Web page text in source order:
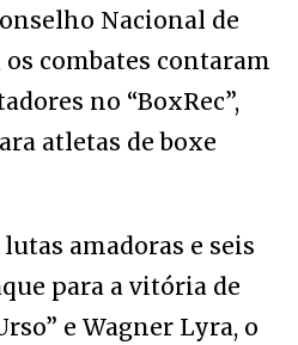
Nacional de
os combates contaram
no “BoxRec”,
atletas de boxe
amadoras e seis
para a vitória de
e Wagner Lyra, o